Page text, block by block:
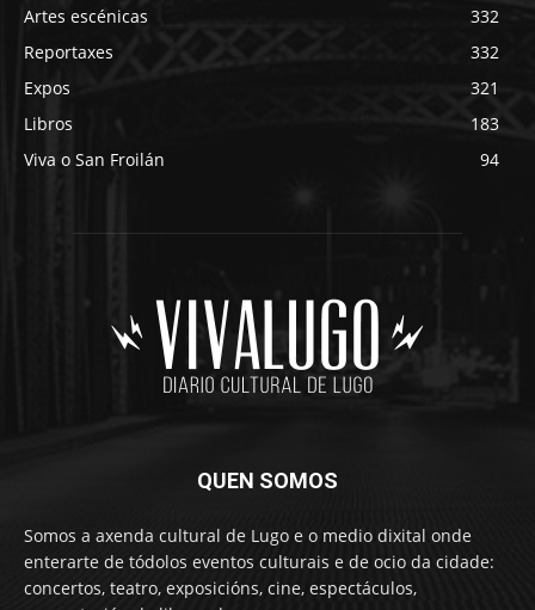
Artes escénicas
332
Reportaxes
332
Expos
321
Libros
183
Viva o San Froilán
94
QUEN SOMOS
Somos a axenda cultural de Lugo e o medio dixital onde
enterarte de tódolos eventos culturais e de ocio da cidade:
concertos, teatro, exposicións, cine, espectáculos,